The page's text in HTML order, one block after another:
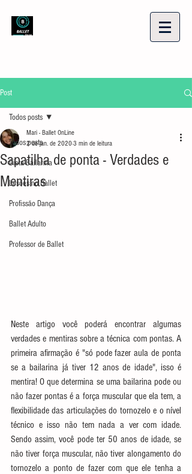
Post
Todos posts
Dieta Bailarina
Lesões no Ballet
Profissão Dança
Ballet Adulto
Professor de Ballet
Todos posts
Sapatilha de ponta - Verdades e
Mentiras
Mari - Ballet OnLine
2 de jan. de 2020 3 min de leitura
Neste artigo você poderá encontrar algumas
verdades e mentiras sobre a técnica com pontas. A
primeira afirmação é "só pode fazer aula de ponta
se a bailarina já tiver 12 anos de idade", isso é
mentira! O que determina se uma bailarina pode ou
não fazer pontas é a força muscular que ela tem, a
flexibilidade das articulações do tornozelo e o nível
técnico e isso não tem nada a ver com idade.
Sendo assim, você pode ter 50 anos de idade, se
não tiver força muscular, não tiver alongamento do
tornozelo a ponto de fazer com que ele tenha a